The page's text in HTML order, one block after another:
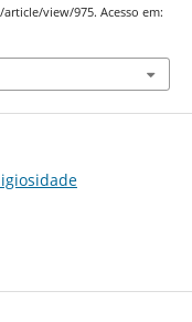
view/975. Acesso em: